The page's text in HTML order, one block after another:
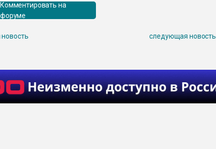
Комментировать на
форуме
следующая новость